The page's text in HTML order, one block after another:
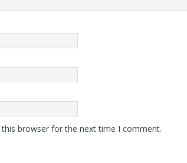
browser for the next time I comment.